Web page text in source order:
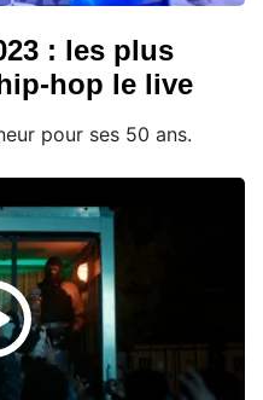
: les plus
hop le live
pour ses 50 ans.